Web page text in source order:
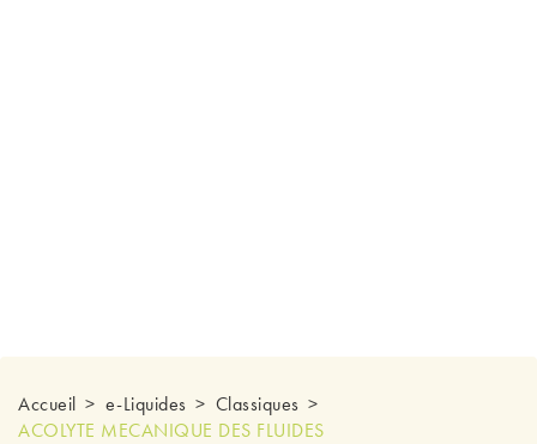
Accueil e-Liquides
Classiques
ACOLYTE MECANIQUE DES FLUIDES